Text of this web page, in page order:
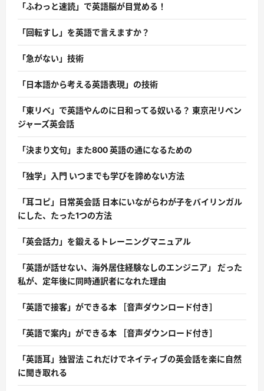
「ふわっと速読」で英語脳が目覚める！
「回転すし」を英語で言えますか？
「急がない」技術
「日本語から考える英語表現」の技術
「東リベ」で英語やんのに日和ってる奴いる？ 東京卍リベン
ジャーズ英会話
「決まり文句」また800 英語の通になるための
「独学」入門 いつまでも学びを諦めない方法
「耳コピ」日常英会話 日本にいながらわが子をバイリンガル
にした、たった1つの方法
「英会話力」を鍛えるトレーニングマニュアル
「英語が話せない、海外居住経験なしのエンジニア」 だった
私が、定年後に同時通訳者になれた理由
「英語で接客」ができる本 ［音声ダウンロード付き］
「英語で案内」ができる本 ［音声ダウンロード付き］
「英語耳」独習法 これだけでネイティブの英会話を楽に自然
に聞き取れる